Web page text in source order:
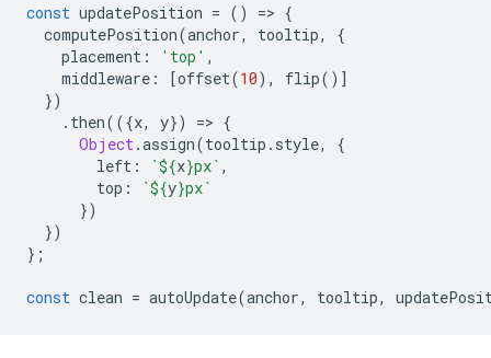
const updatePosition = () => {
computePosition(anchor, tooltip,
{
placement : 'top' ,
middleware : [offset(10), flip()]
})
. then(({x, y}) => {
Object.assign(tooltip . style,
{
left : `${x}px` ,
top : `${y}px`
})
})
};
const clean = autoUpdate(anchor, tooltip,